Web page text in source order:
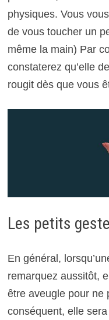
physiques. Vous
de vous toucher un
même la main) Par
constaterez qu’elle
rougit dès que vous
Les petits
En général,
remarquez aussitôt,
être aveugle pour ne
conséquent, elle sera